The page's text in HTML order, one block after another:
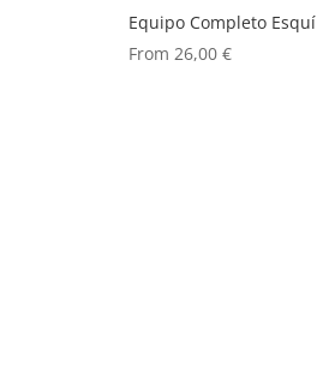
Equipo Completo Esquí
From 26,00 €